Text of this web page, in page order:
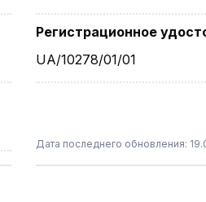
Регистрационное
UA/10278/01/01
Дата последнего обновления: